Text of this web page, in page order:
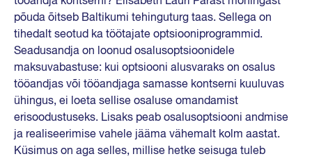
põuda õitseb Baltikumi tehinguturg taas. Sellega on
tihedalt seotud ka töötajate optsiooniprogrammid.
Seadusandja on loonud osalusoptsioonidele
maksuvabastuse: kui optsiooni alusvaraks on osalus
tööandjas või tööandjaga samasse kontserni kuuluvas
ühingus, ei loeta sellise osaluse omandamist
erisoodustuseks. Lisaks peab osalusoptsiooni andmise
ja realiseerimise vahele jääma vähemalt kolm aastat.
Küsimus on aga selles, millise hetke seisuga tuleb